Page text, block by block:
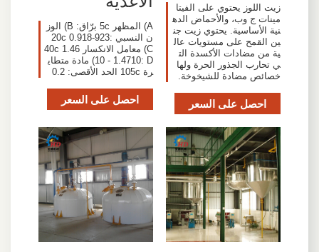
زيت اللوز يحتوي على الفيتا
مينات ج وب، والأحماض الده
نية الأساسية. يحتوي زيت جن
ين القمح على مستويات عال
ية من مضادات الأكسدة الت
ي تحارب الجذور الحرة ولها
خصائص مضادة للشيخوخة.
احصل على السعر
A) المظهر 5c برّاق: B) الوز
ن النسبي 20c 0.918-923:
C) معامل الانكسار 40c 1.46
10 - 1.4710: D) مادة متطاي
رة 105c الحد الأقصى: 0.2
احصل على السعر